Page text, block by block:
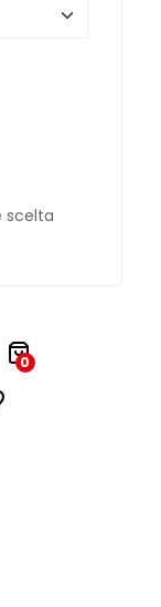
scelta
0